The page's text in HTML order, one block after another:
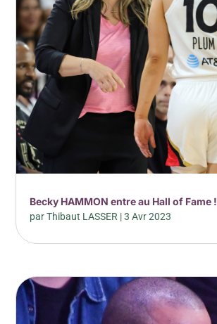
Becky HAMMON entre au Hall of Fame !
parThibaut LASSER |3 Avr 2023